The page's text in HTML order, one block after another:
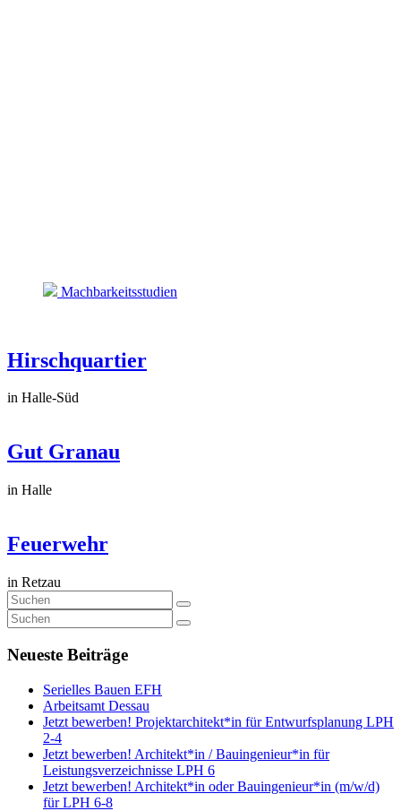
Machbarkeitsstudien
Hirschquartier
in Halle-Süd
Gut Granau
in Halle
Feuerwehr
in Retzau
Neueste Beiträge
Serielles Bauen EFH
Arbeitsamt Dessau
Jetzt bewerben! Projektarchitekt*in für Entwurfsplanung LPH
2-4
Jetzt bewerben! Architekt*in / Bauingenieur*in für
Leistungsverzeichnisse LPH 6
Jetzt bewerben! Architekt*in oder Bauingenieur*in (m/w/d)
für LPH 6-8